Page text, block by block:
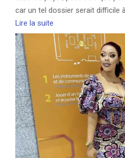
car un tel dossier serait difficile
Lire la suite